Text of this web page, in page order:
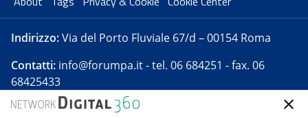
Indirizzo:Via del Porto Fluviale 67/d – 00154 Roma
Contatti: info@forumpa.it- tel. 06 684251 - fax. 06
68425433